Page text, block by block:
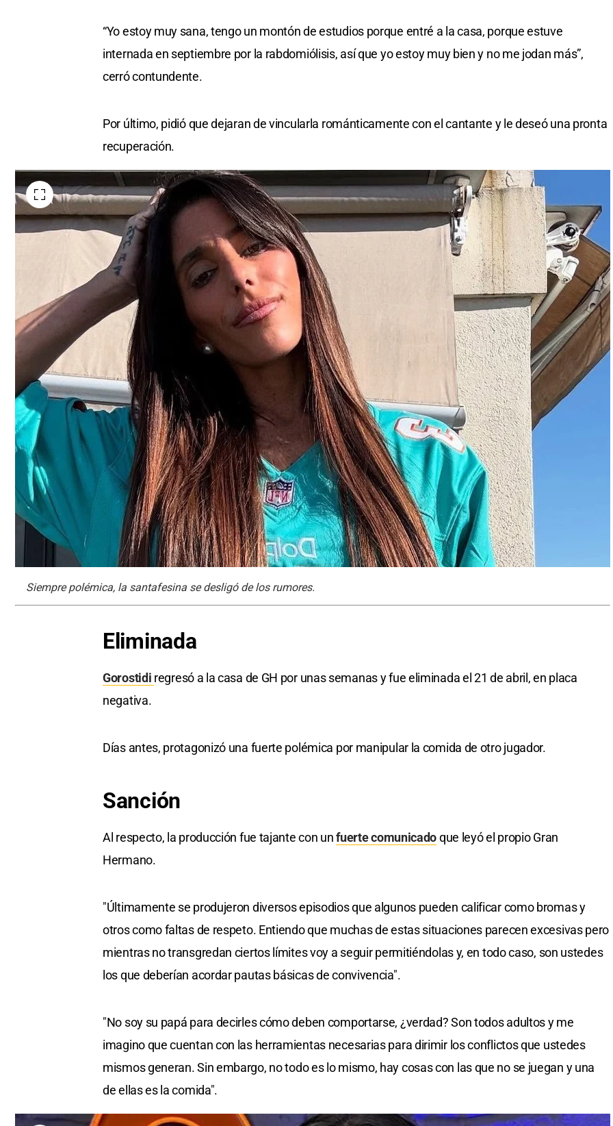
“Yo estoy muy sana, tengo un montón de estudios porque entré a la casa, porque estuve
internada en septiembre por la rabdomiólisis, así que yo estoy muy bien y no me jodan más”,
cerró contundente.
Por último, pidió que dejaran de vincularla románticamente con el cantante y le deseó una pronta
recuperación.
Siempre polémica, la santafesina se desligó de los rumores.
Eliminada
Gorostidi regresó a la casa de GH por unas semanas y fue eliminada el 21 de abril, en placa
negativa.
Días antes, protagonizó una fuerte polémica por manipular la comida de otro jugador.
Sanción
Al respecto, la producción fue tajante con unfuerte comunicadoque leyó el propio Gran
Hermano.
"Últimamente se produjeron diversos episodios que algunos pueden calificar como bromas y
otros como faltas de respeto. Entiendo que muchas de estas situaciones parecen excesivas pero
mientras no transgredan ciertos límites voy a seguir permitiéndolas y, en todo caso, son ustedes
los que deberían acordar pautas básicas de convivencia".
"No soy su papá para decirles cómo deben comportarse, ¿verdad? Son todos adultos y me
imagino que cuentan con las herramientas necesarias para dirimir los conflictos que ustedes
mismos generan. Sin embargo, no todo es lo mismo, hay cosas con las que no se juegan y una
de ellas es la comida".